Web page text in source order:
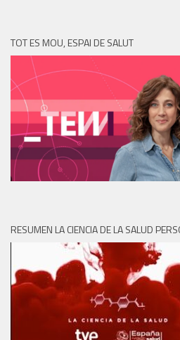
TOT ES MOU, ESPAI DE SALUT
RESUMEN LA CIENCIA DE LA SALUD